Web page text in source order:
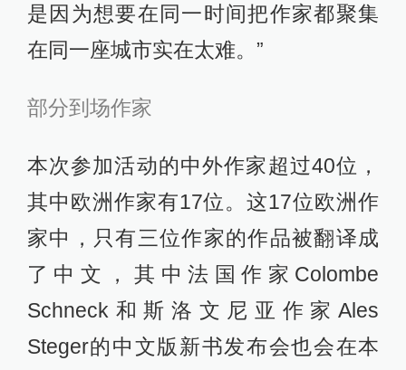
是因为想要在同一时间把作家都聚集
在同一座城市实在太难。”
部分到场作家
本次参加活动的中外作家超过40位，
其中欧洲作家有17位。这17位欧洲作
家中，只有三位作家的作品被翻译成
了中文，其中法国作家Colombe
Schneck和斯洛文尼亚作家Ales
Steger的中文版新书发布会也会在本